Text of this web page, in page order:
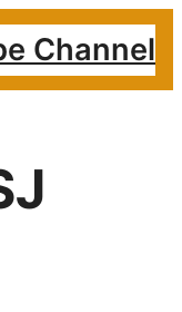
Channel